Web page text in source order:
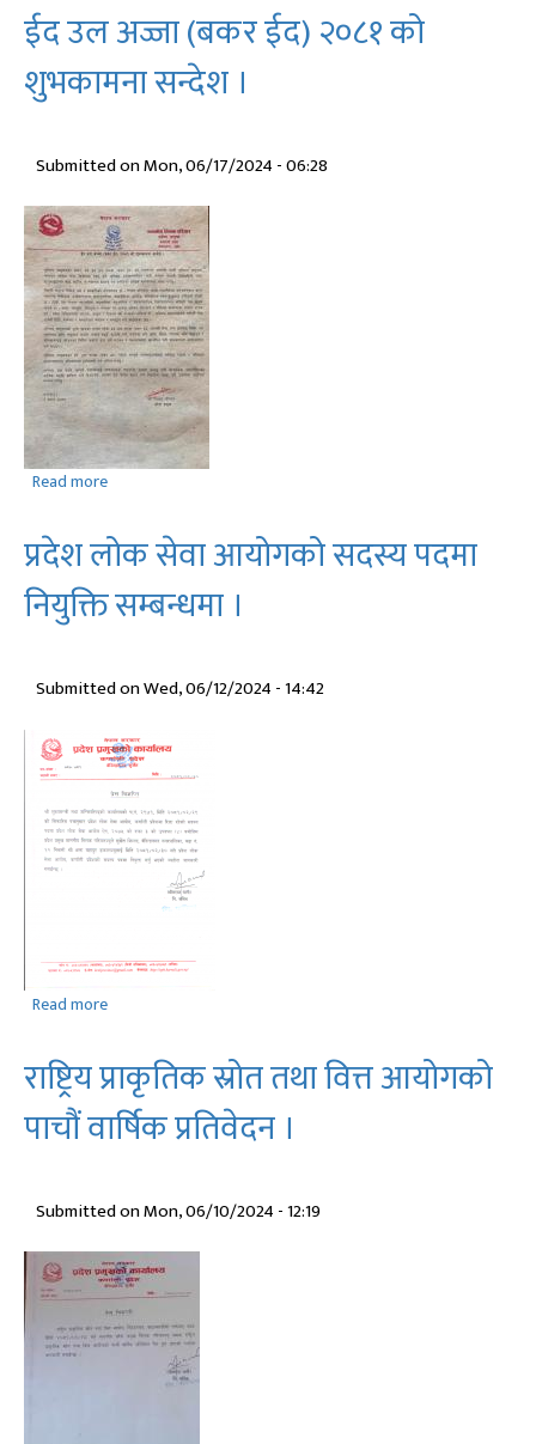
सम्बन्धमा
व्यवस्था
गर्न
बनेको
कर्णाली
प्रदेश
सरकारको
अर्थसम्बन्धी
प्रस्तावलाई
कार्यान्वयन
गर्नबनेको
विधेयक
प्रमाणिकरण
सम्बन्धमा
राष्ट्रिय
दिवस
शुभकामना
।
ईद उल अज्जा (बकर ईद) २०८१ को
शुभकामना सन्देश ।
Submitted onMon, 06/17/2024 - 06:28
Read more
उल
अज्जा
ईद)
शुभकामना
।
प्रदेश लोक सेवा आयोगको सदस्य पदमा
नियुक्ति सम्बन्धमा ।
Submitted onWed, 06/12/2024 - 14:42
Read more
सेवा
आयोगको
सदस्य
सम्बन्धमा
राष्ट्रिय प्राकृतिक स्रोत तथा वित्त आयोगको
पाचौं वार्षिक प्रतिवेदन ।
Submitted onMon, 06/10/2024 - 12:19